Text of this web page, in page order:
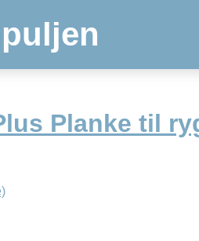
Planke til